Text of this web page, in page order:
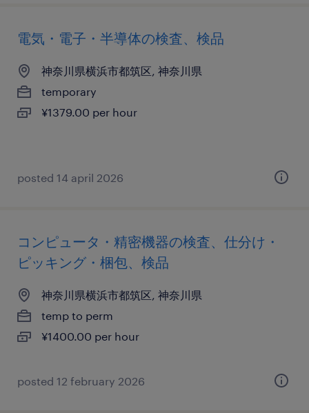
電気・電子・半導体の検査、検品
神奈川県横浜市都筑区, 神奈川県
temporary
¥1379.00 per hour
posted 14 april 2026
コンピュータ・精密機器の検査、仕分け・
ピッキング・梱包、検品
神奈川県横浜市都筑区, 神奈川県
temp to perm
¥1400.00 per hour
posted 12 february 2026